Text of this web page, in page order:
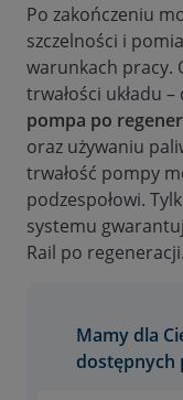
Po zakończeniu
szczelności i
warunkach pracy.
trwałości układu
pompa po
oraz używaniu
trwałość pompy
podzespołowi.
systemu
Rail po regeneracji.
Mamy dla
dostępnych